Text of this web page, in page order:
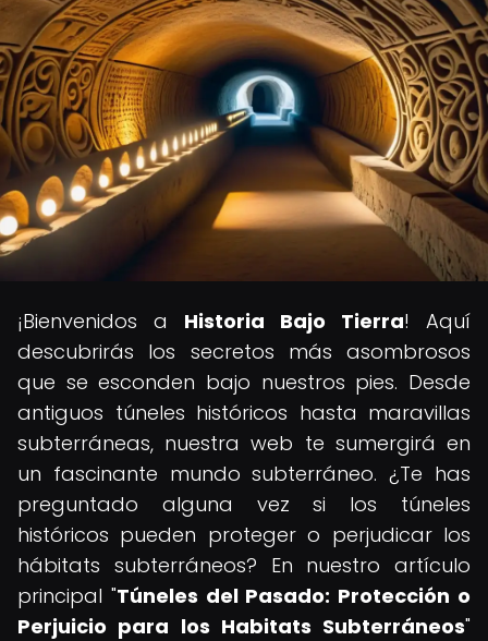
¡Bienvenidos a Historia Bajo Tierra! Aquí
descubrirás los secretos más asombrosos
que se esconden bajo nuestros pies. Desde
antiguos túneles históricos hasta maravillas
subterráneas, nuestra web te sumergirá en
un fascinante mundo subterráneo. ¿Te has
preguntado alguna vez si los túneles
históricos pueden proteger o perjudicar los
hábitats subterráneos? En nuestro artículo
principal "Túneles del Pasado: Protección o
Perjuicio para los Habitats Subterráneos"